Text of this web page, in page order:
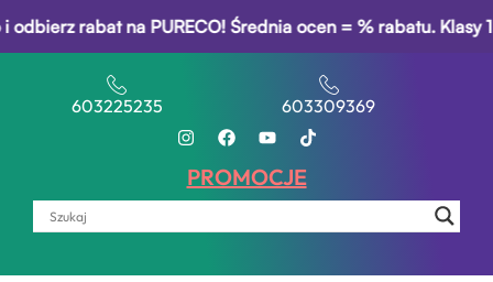
rabat na PURECO! Średnia ocen = % rabatu. Klasy
603225235 603309369
PROMOCJE